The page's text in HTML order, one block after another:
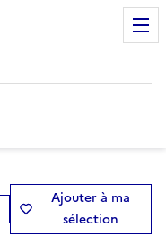
Ajouter à ma
sélection